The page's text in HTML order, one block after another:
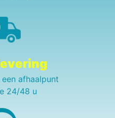
afhaalpunt
24/48 u